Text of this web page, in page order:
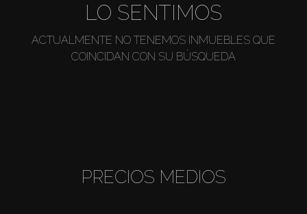
LO SENTIMOS
ACTUALMENTE NO TENEMOS INMUEBLES QUE
COINCIDAN CON SU BÚSQUEDA
PRECIOS MEDIOS